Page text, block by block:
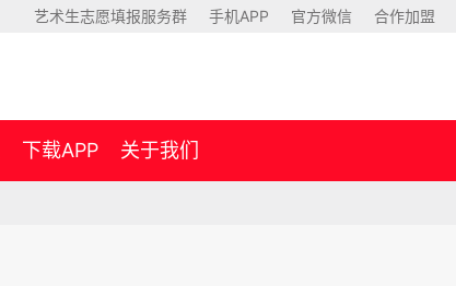
艺术生志愿填报服务群 手机APP 官方微信 合作加盟
下载APP 关于我们